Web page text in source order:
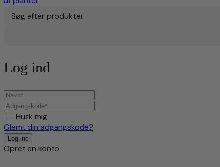
Søg efter produkter
Log ind
Husk mig
Glemt din adgangskode?
Opret en konto